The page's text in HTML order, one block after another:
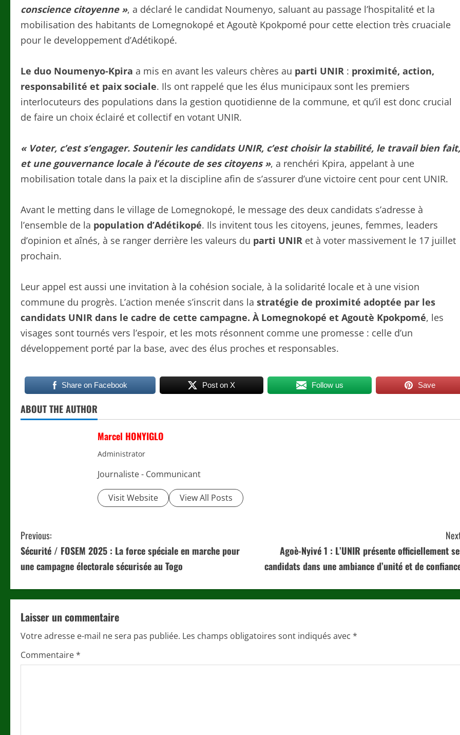
conscience citoyenne », a déclaré le candidat Noumenyo, saluant au passage l’hospitalité et la
mobilisation des habitants de Lomegnokopé et Agoutè Kpokpomé pour cette election très cruaciale
pour le developpement d’Adétikopé.
Le duo Noumenyo-Kpira a mis en avant les valeurs chères au parti UNIR : proximité, action,
responsabilité et paix sociale. Ils ont rappelé que les élus municipaux sont les premiers
interlocuteurs des populations dans la gestion quotidienne de la commune, et qu’il est donc crucial
de faire un choix éclairé et collectif en votant UNIR.
« Voter, c’est s’engager. Soutenir les candidats UNIR, c’est choisir la stabilité, le travail bien fait,
et une gouvernance locale à l’écoute de ses citoyens », a renchéri Kpira, appelant à une
mobilisation totale dans la paix et la discipline afin de s’assurer d’une victoire cent pour cent UNIR.
Avant le metting dans le village de Lomegnokopé, le message des deux candidats s’adresse à
l’ensemble de la population d’Adétikopé. Ils invitent tous les citoyens, jeunes, femmes, leaders
d’opinion et aînés, à se ranger derrière les valeurs du parti UNIR et à voter massivement le 17 juillet
prochain.
Leur appel est aussi une invitation à la cohésion sociale, à la solidarité locale et à une vision
commune du progrès. L’action menée s’inscrit dans la stratégie de proximité adoptée par les
candidats UNIR dans le cadre de cette campagne. À Lomegnokopé et Agoutè Kpokpomé, les
visages sont tournés vers l’espoir, et les mots résonnent comme une promesse : celle d’un
développement porté par la base, avec des élus proches et responsables.
Share on Facebook Post on X Follow us Save
ABOUT THE AUTHOR
Marcel HONYIGLO
Administrator
Journaliste - Communicant
Visit Website View All Posts
C
o
t
i
n
u
Previous:
Sécurité / FOSEM 2025 : La force spéciale en marche pour
une campagne électorale sécurisée au Togo
Agoè-Nyivé 1 : L’UNIR présente officiellement
candidats dans une ambiance d’unité et de
Laisser un commentaire
Votre adresse e-mail ne sera pas publiée. Les champs obligatoires sont indiqués avec *
Commentaire*